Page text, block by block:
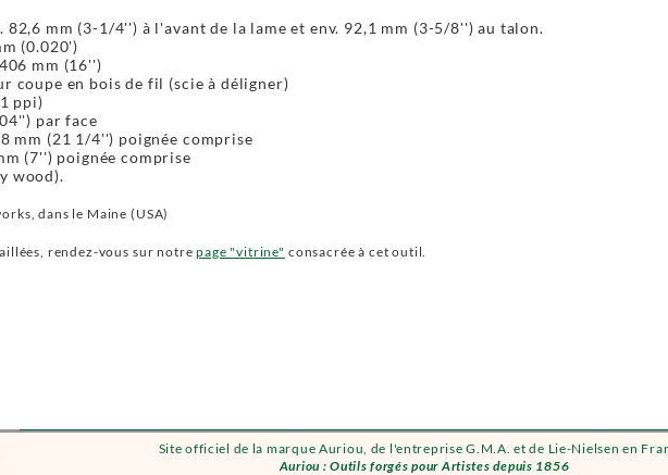
Site officiel de la marque Auriou, de l'entreprise G.M.A. et de Lie-Nielsen en
Auriou : Outils forgés pour Artistes depuis 1856
82,6 mm (3-1/4'') à l'avant de la lame et env. 92,1 mm (3-5/8'') au talon.
(0.020')
mm (16'')
coupe en bois de fil (scie à déligner)
ppi)
par face
mm (21 1/4'') poignée comprise
(7'') poignée comprise
wood).
dans le Maine (USA)
rendez-vous sur notrepage "vitrine" consacrée à cet outil.